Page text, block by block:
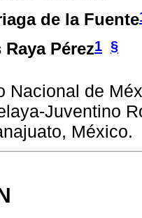
de la Fuente
Pérez1 §
Nacional de
Juventino
México.